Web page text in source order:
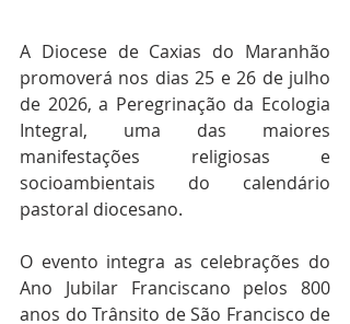
A Diocese de Caxias do Maranhão
promoverá nos dias 25 e 26 de julho
de 2026, a Peregrinação da Ecologia
Integral, uma das maiores
manifestações religiosas e
socioambientais do calendário
pastoral diocesano.
O evento integra as celebrações do
Ano Jubilar Franciscano pelos 800
anos do Trânsito de São Francisco de